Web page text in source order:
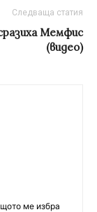
Следваща статия
Мемфис
(видео)
ме избра